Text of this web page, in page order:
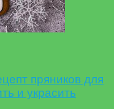
пряников для
и украсить